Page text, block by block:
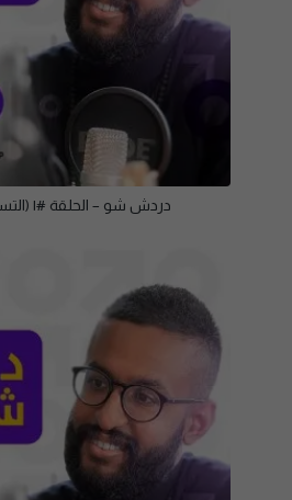
دردش شو – الحلقة #١ (التسويق بالقصص)